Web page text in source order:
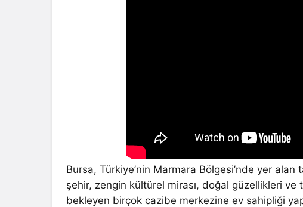
Bursa, Türkiye’nin Marmara Bölgesi’nde yer
şehir, zengin kültürel mirası, doğal güzellikleri ve
bekleyen birçok cazibe merkezine ev sahipliği